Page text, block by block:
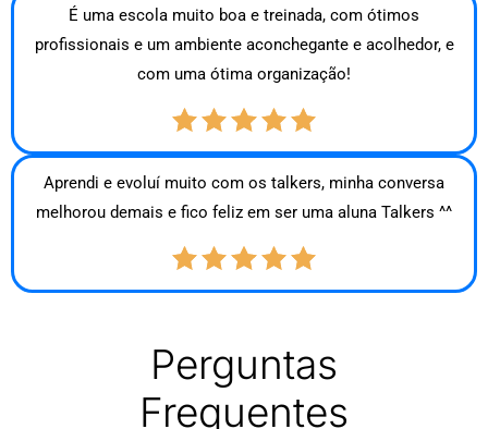
É uma escola muito boa e treinada, com ótimos
profissionais e um ambiente aconchegante e acolhedor, e
com uma ótima organização!
Aprendi e evoluí muito com os talkers, minha conversa
melhorou demais e fico feliz em ser uma aluna Talkers ^^
Perguntas
Frequentes